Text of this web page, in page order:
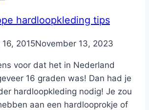
hardloopkleding tips
2015November 13, 2023
voor dat het in Nederland
16 graden was! Dan had je
hardloopkleding nodig! Je zou
aan een hardlooprokje of